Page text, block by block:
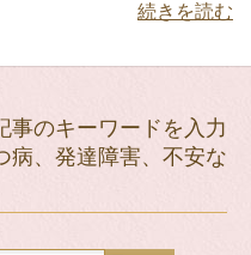
続きを読む
事のキーワードを入力
病、発達障害、不安な